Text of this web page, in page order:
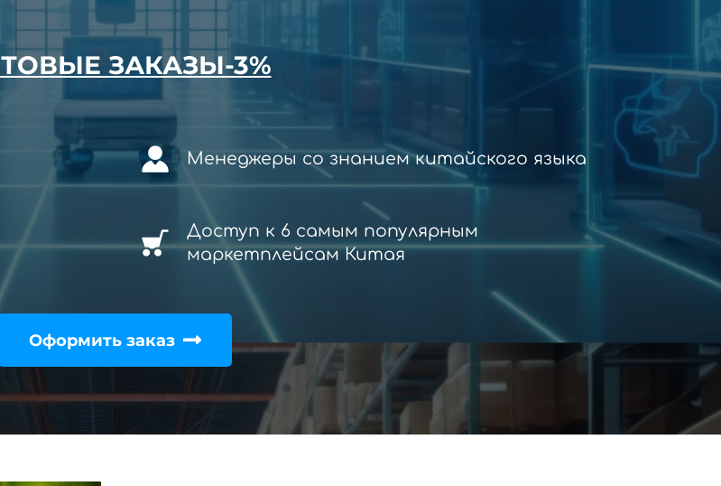
ЗАКАЗЫ-3%
Менеджеры со знанием китайского языка
Доступ к 6 самым популярным
маркетплейсам Китая
Оформить заказ